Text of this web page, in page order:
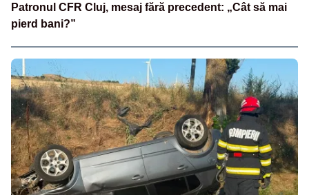
Patronul CFR Cluj, mesaj fără precedent: „Cât să mai
pierd bani?”